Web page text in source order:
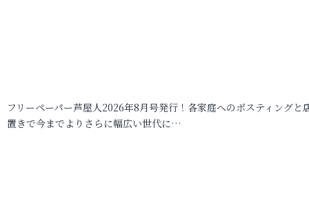
フリーペーパー芦屋人2026年8月号発行！各家庭へのポスティングと
置きで今までよりさらに幅広い世代に…